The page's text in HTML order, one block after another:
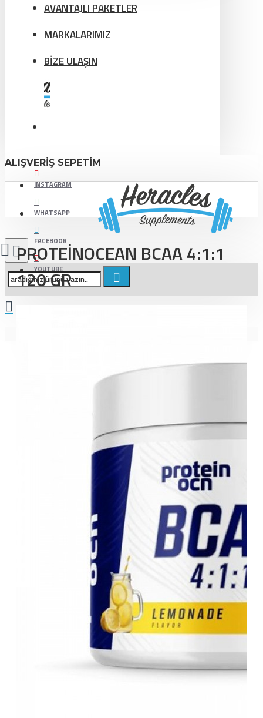
AVANTAJLI PAKETLER
MARKALARIMIZ
BİZE ULAŞIN
ALIŞVERIŞ SEPETIM
INSTAGRAM
WHATSAPP
FACEBOOK
YOUTUBE
PROTEİNOCEAN BCAA 4:1:1
120 GR